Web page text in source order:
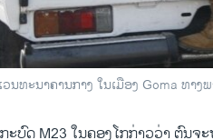
ນທະນາຄານກາງ ໃນເມືອງ Goma ທາງ
ະບົດ M23 ໃນຄອງໂກກ່າວວ່າ ຕົນຈ